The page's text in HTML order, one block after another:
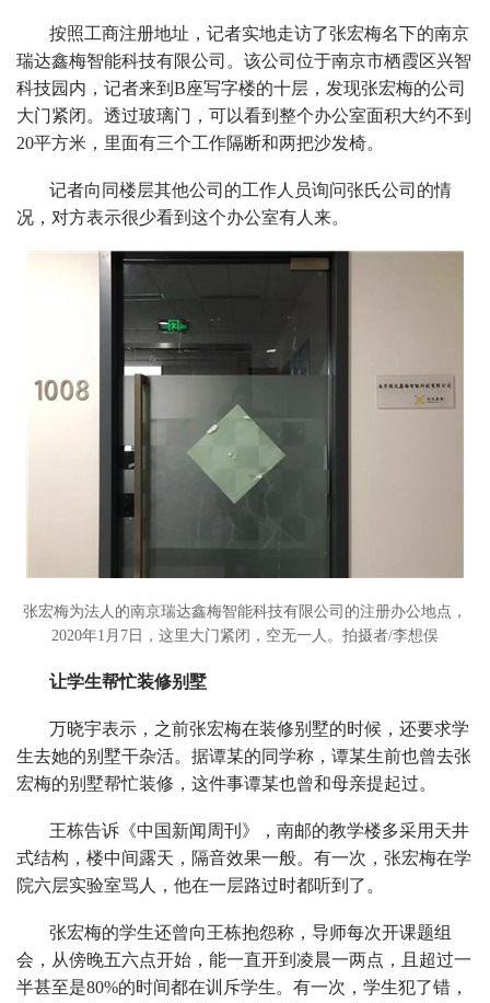
按照工商注册地址，记者实地走访了张宏梅名下的南京
瑞达鑫梅智能科技有限公司。该公司位于南京市栖霞区兴智
科技园内，记者来到B座写字楼的十层，发现张宏梅的公司
大门紧闭。透过玻璃门，可以看到整个办公室面积大约不到
20平方米，里面有三个工作隔断和两把沙发椅。
记者向同楼层其他公司的工作人员询问张氏公司的情
况，对方表示很少看到这个办公室有人来。
张宏梅为法人的南京瑞达鑫梅智能科技有限公司的注册办公地点，
2020年1月7日，这里大门紧闭，空无一人。拍摄者/李想俣
让学生帮忙装修别墅
万晓宇表示，之前张宏梅在装修别墅的时候，还要求学
生去她的别墅干杂活。据谭某的同学称，谭某生前也曾去张
宏梅的别墅帮忙装修，这件事谭某也曾和母亲提起过。
王栋告诉《中国新闻周刊》，南邮的教学楼多采用天井
式结构，楼中间露天，隔音效果一般。有一次，张宏梅在学
院六层实验室骂人，他在一层路过时都听到了。
张宏梅的学生还曾向王栋抱怨称，导师每次开课题组
会，从傍晚五六点开始，能一直开到凌晨一两点，且超过一
半甚至是80%的时间都在训斥学生。有一次，学生犯了错，